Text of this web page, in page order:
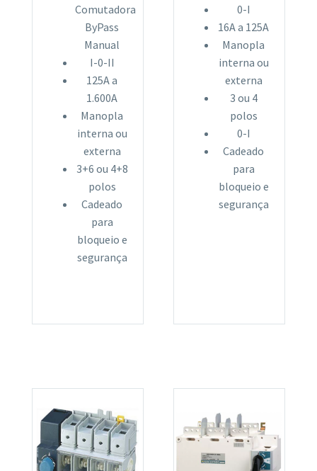
Comutadora
ByPass
Manual
I-0-II
125A a
1.600A
Manopla
interna ou
externa
3+6 ou 4+8
polos
Cadeado
para
bloqueio e
segurança
0-I
16A a 125A
Manopla
interna ou
externa
3 ou 4
polos
0-I
Cadeado
para
bloqueio e
segurança